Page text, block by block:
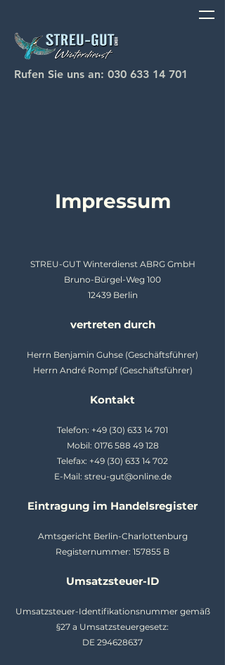
Rufen Sie uns an: 030 633 14 701
Impressum
STREU-GUT Winterdienst ABRG GmbH
Bruno-Bürgel-Weg 100
12439 Berlin
vertreten durch
Herrn Benjamin Guhse (Geschäftsführer)
Herrn André Rompf (Geschäftsführer)
Kontakt
Telefon: +49 (30) 633 14 701
Mobil: 0176 588 49 128
Telefax: +49 (30) 633 14 702
E-Mail: streu-gut@online.de
Eintragung im Handelsregister
Amtsgericht Berlin-Charlottenburg
Registernummer: 157855 B
Umsatzsteuer-ID
Umsatzsteuer-Identifikationsnummer gemäß
§27 a Umsatzsteuergesetz:
DE 294628637